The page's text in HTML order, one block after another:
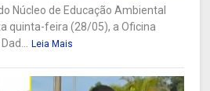
Núcleo de Educação Ambiental
quinta-feira (28/05), a Oficina
Leia Mais